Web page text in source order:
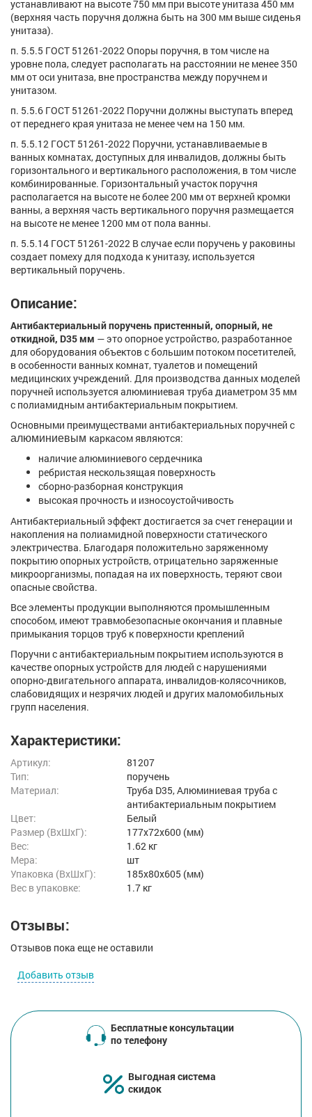
устанавливают на высоте 750 мм при высоте унитаза 450 мм
(верхняя часть поручня должна быть на 300 мм выше сиденья
унитаза).
п. 5.5.5 ГОСТ 51261-2022 Опоры поручня, в том числе на
уровне пола, следует располагать на расстоянии не менее 350
мм от оси унитаза, вне пространства между поручнем и
унитазом.
п. 5.5.6 ГОСТ 51261-2022 Поручни должны выступать вперед
от переднего края унитаза не менее чем на 150 мм.
п. 5.5.12 ГОСТ 51261-2022 Поручни, устанавливаемые в
ванных комнатах, доступных для инвалидов, должны быть
горизонтального и вертикального расположения, в том числе
комбинированные. Горизонтальный участок поручня
располагается на высоте не более 200 мм от верхней кромки
ванны, а верхняя часть вертикального поручня размещается
на высоте не менее 1200 мм от пола ванны.
п. 5.5.14 ГОСТ 51261-2022 В случае если поручень у раковины
создает помеху для подхода к унитазу, используется
вертикальный поручень.
Описание:
Антибактериальный поручень пристенный, опорный, не
откидной, D35 мм — это опорное устройство, разработанное
для оборудования объектов с большим потоком посетителей,
в особенности ванных комнат, туалетов и помещений
медицинских учреждений. Для производства данных моделей
поручней используется алюминиевая труба диаметром 35 мм
с полиамидным антибактериальным покрытием.
Основными преимуществами антибактериальных поручней с
алюминиевым каркасом являются:
наличие алюминиевого сердечника
ребристая нескользящая поверхность
сборно-разборная конструкция
высокая прочность и износоустойчивость
Антибактериальный эффект достигается за счет генерации и
накопления на полиамидной поверхности статического
электричества. Благодаря положительно заряженному
покрытию опорных устройств, отрицательно заряженные
микроорганизмы, попадая на их поверхность, теряют свои
опасные свойства.
Все элементы продукции выполняются промышленным
способом, имеют травмобезопасные окончания и плавные
примыкания торцов труб к поверхности креплений
Поручни с антибактериальным покрытием используются в
качестве опорных устройств для людей с нарушениями
опорно-двигательного аппарата, инвалидов-колясочников,
слабовидящих и незрячих людей и других маломобильных
групп населения.
Характеристики:
Артикул:
81207
Тип:
поручень
Материал:
Труба D35, Алюминиевая труба с
антибактериальным покрытием
Цвет:
Белый
Размер (ВxШxГ):
177x72x600 (мм)
Вес:
1.62 кг
Мера:
шт
Упаковка (ВхШхГ):
185x80x605 (мм)
Вес в упаковке:
1.7 кг
Отзывы:
Отзывов пока еще не оставили
Добавить отзыв
Бесплатные консультации
по телефону
Выгодная система
скидок